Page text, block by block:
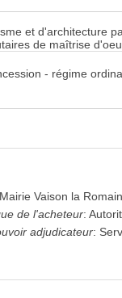
et d'architecture
de maîtrise
- régime
Mairie Vaison la
de l'acheteur:
adjudicateur: